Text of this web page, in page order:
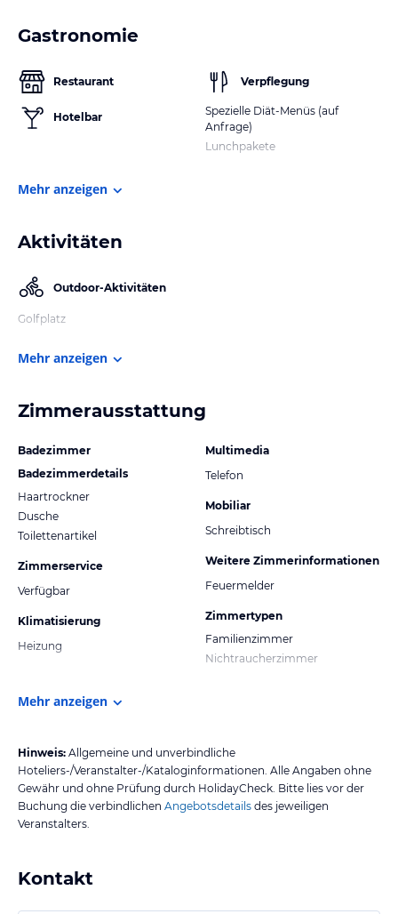
Gastronomie
Restaurant
Hotelbar
Verpflegung
Spezielle Diät-Menüs (auf
Anfrage)
Lunchpakete
Mehr anzeigen
Aktivitäten
Outdoor-Aktivitäten
Golfplatz
Mehr anzeigen
Zimmerausstattung
Badezimmer
Badezimmerdetails
Haartrockner
Dusche
Toilettenartikel
Zimmerservice
Verfügbar
Klimatisierung
Heizung
Multimedia
Telefon
Mobiliar
Schreibtisch
Weitere Zimmerinformationen
Feuermelder
Zimmertypen
Familienzimmer
Nichtraucherzimmer
Mehr anzeigen
Hinweis: Allgemeine und unverbindliche
Hoteliers-/Veranstalter-/Kataloginformationen. Alle Angaben ohne
Gewähr und ohne Prüfung durch HolidayCheck. Bitte lies vor der
Buchung die verbindlichen Angebotsdetails des jeweiligen
Veranstalters.
Kontakt